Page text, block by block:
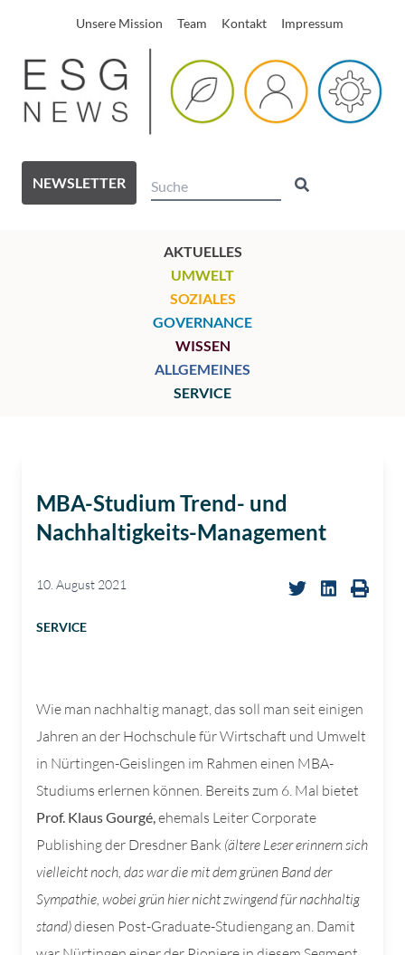
Unsere Mission Team Kontakt Impressum
NEWSLETTER
AKTUELLES
UMWELT
SOZIALES
GOVERNANCE
WISSEN
ALLGEMEINES
SERVICE
MBA-Studium Trend- und
Nachhaltigkeits-Management
10. August 2021
SERVICE
Wie man nachhaltig managt, das soll man seit einigen
Jahren an der Hochschule für Wirtschaft und Umwelt
in Nürtingen-Geislingen im Rahmen einen MBA-
Studiums erlernen können. Bereits zum 6. Mal bietet
Prof. Klaus Gourgé,ehemals Leiter Corporate
Publishing der Dresdner Bank (ältere Leser erinnern sich
vielleicht noch, das war die mit dem grünen Band der
Sympathie, wobei grün hier nicht zwingend für nachhaltig
stand)diesen Post-Graduate-Studiengang an. Damit